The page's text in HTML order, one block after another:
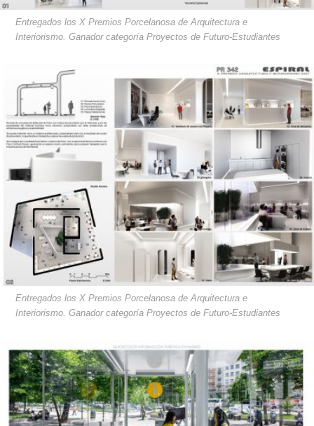
Entregados los X Premios Porcelanosa de Arquitectura e
Interiorismo. Ganador categoría Proyectos de Futuro-Estudiantes
Entregados los X Premios Porcelanosa de Arquitectura e
Interiorismo. Ganador categoría Proyectos de Futuro-Estudiantes